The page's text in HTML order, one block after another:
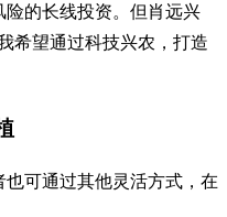
的长线投资。但肖远兴
希望通过科技兴农，打造
可通过其他灵活方式，在